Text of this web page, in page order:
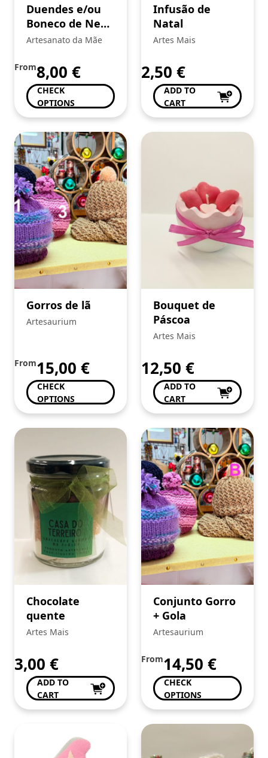
Duendes e/ou
Boneco de Neve
de Natal
Artesanato da Mãe
From8,00 €
CHECK
OPTIONS
Infusão de
Natal
Artes Mais
2,50 €
ADD TO
CART
Gorros de lã
Artesaurium
From15,00 €
CHECK
OPTIONS
Bouquet de
Páscoa
Artes Mais
12,50 €
ADD TO
CART
Chocolate
quente
Artes Mais
3,00 €
ADD TO
CART
Conjunto Gorro
+ Gola
Artesaurium
From14,50 €
CHECK
OPTIONS